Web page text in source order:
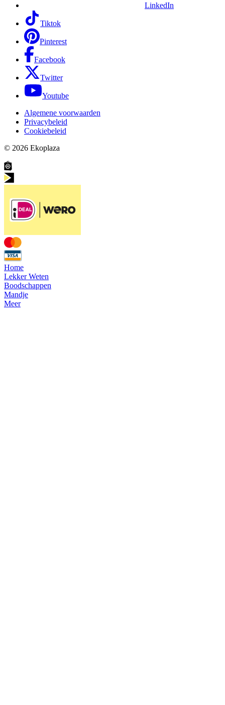
LinkedIn
Tiktok
Pinterest
Facebook
Twitter
Youtube
Algemene voorwaarden
Privacybeleid
Cookiebeleid
© 2026 Ekoplaza
Home
Lekker Weten
Boodschappen
Mandje
Meer